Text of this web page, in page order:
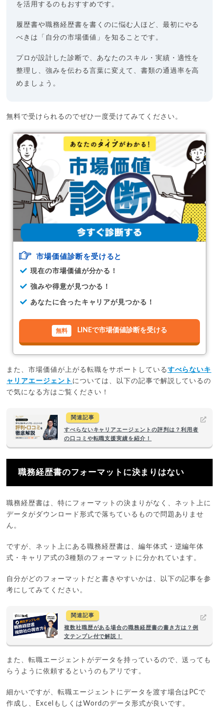
を活用するのもおすすめです。
履歴書や職務経歴書を書くのに悩む人ほど、最初にやる
べきは「自分の市場価値」を知ることです。
プロが設計した診断で、あなたのスキル・実績・適性を
整理し、強みを伝わる言葉に変えて、書類の通過率を高
めましょう。
無料で受けられるのでぜひ一度受けてみてください。
市場価値診断を受けると
現在の市場価値が分かる！
強みや得意が見つかる！
あなたに合ったキャリアが見つかる！
LINEで市場価値診断を受ける
また、市場価値が上がる転職をサポートしている すべらないキ
ャリアエージェント については、以下の記事で解説しているの
で気になる方はご覧ください！
関連記事
すべらないキャリアエージェントの評判は？利用者
の口コミや転職支援実績を紹介！
職務経歴書のフォーマットに決まりはない
職務経歴書は、特にフォーマットの決まりがなく、ネット上に
データがダウンロード形式で落ちているもので問題ありませ
ん。
ですが、ネット上にある職務経歴書は、編年体式・逆編年体
式・キャリア式の3種類のフォーマットに分かれています。
自分がどのフォーマットだと書きやすいかは、以下の記事を参
考にしてみてください。
関連記事
複数社職歴がある場合の職務経歴書の書き方は？例
文テンプレ付で解説！
また、転職エージェントがデータを持っているので、送っても
らうように依頼するというのもアリです。
細かいですが、転職エージェントにデータを渡す場合はPCで
作成し、ExcelもしくはWordのデータ形式が良いです。